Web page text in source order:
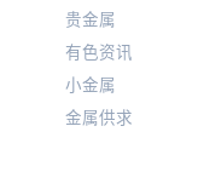
贵金属
有色资讯
小金属
金属供求